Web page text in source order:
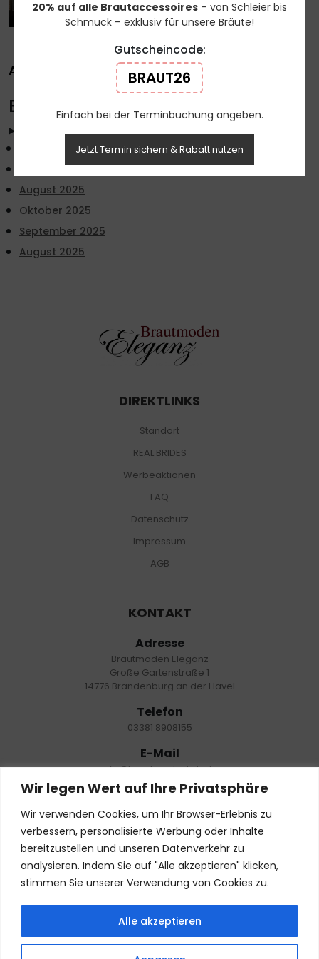
Wir legen Wert auf Ihre Privatsphäre
Wir verwenden Cookies, um Ihr Browser-Erlebnis zu
verbessern, personalisierte Werbung oder Inhalte
bereitzustellen und unseren Datenverkehr zu
analysieren. Indem Sie auf "Alle akzeptieren" klicken,
stimmen Sie unserer Verwendung von Cookies zu.
Alle akzeptieren
ARCHIVES
Beiträge nach Monaten
Archiv - Monate
Oktober 2025
September 2025
August 2025
Oktober 2025
September 2025
August 2025
DIREKTLINKS
Standort
REAL BRIDES
Werbeaktionen
FAQ
Datenschutz
Impressum
AGB
KONTAKT
Adresse
Brautmoden Eleganz
Große Gartenstraße 1
14776 Brandenburg an der Havel
Telefon
03381 8908155
E-Mail
info@brautmode-brb.de
Öffnungszeiten
Nur mit Termin:
Dienstag – Freitag: 10:00 – 18:00 Uhr
Samstag: 10:00- 19:00 Uhr
Montag: geschlossen
NEWSLETTER
20% auf alle Brautaccessoires – von Schleier bis
Schmuck – exklusiv für unsere Bräute!
Gutscheincode:
BRAUT26
Einfach bei der Terminbuchung angeben.
Jetzt Termin sichern & Rabatt nutzen